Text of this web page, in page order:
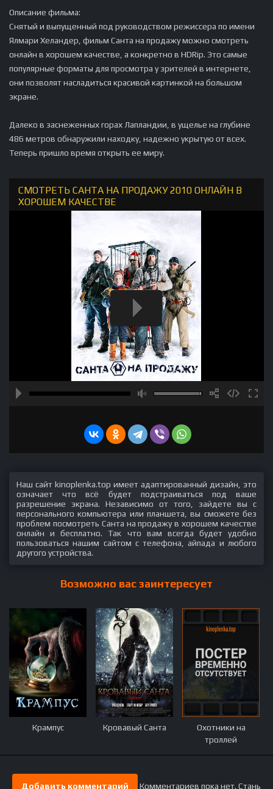
Описание фильма:
Снятый и выпущенный под руководством режиссера по имени
Ялмари Хеландер, фильм Санта на продажу можно смотреть
онлайн в хорошем качестве, а конкретно в HDRip. Это самые
популярные форматы для просмотра у зрителей в интернете,
они позволят насладиться красивой картинкой на большом
экране.
Далеко в заснеженных горах Лапландии, в ущелье на глубине
486 метров обнаружили находку, надежно укрытую от всех.
Теперь пришло время открыть ее миру.
СМОТРЕТЬ САНТА НА ПРОДАЖУ 2010 ОНЛАЙН В
ХОРОШЕМ КАЧЕСТВЕ
Наш сайт kinoplenka.top имеет адаптированный дизайн, это
означает что всё будет подстраиваться под ваше
разрешение экрана. Независимо от того, зайдете вы с
персонального компьютера или планшета, вы сможете без
проблем посмотреть Санта на продажу в хорошем качестве
онлайн и бесплатно. Так что вам всегда будет удобно
пользоваться нашим сайтом с телефона, айпада и любого
другого устройства.
Возможно вас заинтересует
Крампус Кровавый Санта
Охотники на
троллей
Добавить комментарий Комментариев пока нет. Стань